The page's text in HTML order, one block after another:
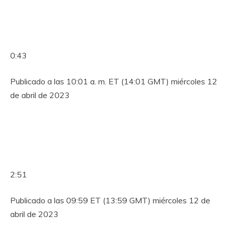
0:43
Publicado a las 10:01 a. m. ET (14:01 GMT) miércoles 12
de abril de 2023
2:51
Publicado a las 09:59 ET (13:59 GMT) miércoles 12 de
abril de 2023